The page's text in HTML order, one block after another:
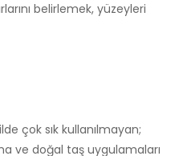
belirlemek, yüzeyleri
çok sık kullanılmayan;
ve doğal taş uygulamaları